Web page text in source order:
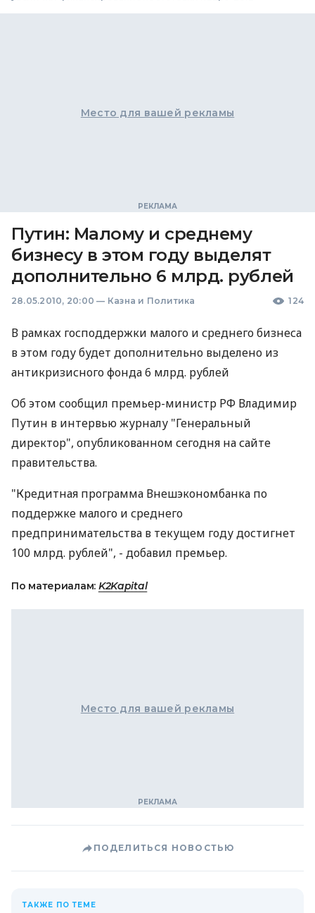
Место для вашей рекламы
Путин: Малому и среднему
бизнесу в этом году выделят
дополнительно 6 млрд. рублей
28.05.2010, 20:00 — Казна и Политика 124
В рамках господдержки малого и среднего бизнеса
в этом году будет дополнительно выделено из
антикризисного фонда 6 млрд. рублей
Об этом сообщил премьер-министр РФ Владимир
Путин в интервью журналу "Генеральный
директор", опубликованном сегодня на сайте
правительства.
"Кредитная программа Внешэкономбанка по
поддержке малого и среднего
предпринимательства в текущем году достигнет
100 млрд. рублей", - добавил премьер.
По материалам: K2Kapital
Место для вашей рекламы
ПОДЕЛИТЬСЯ НОВОСТЬЮ
ТАКЖЕ ПО ТЕМЕ